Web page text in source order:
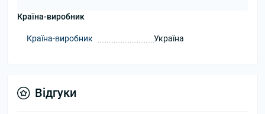
Країна-виробник
Країна-виробник Україна
Відгуки